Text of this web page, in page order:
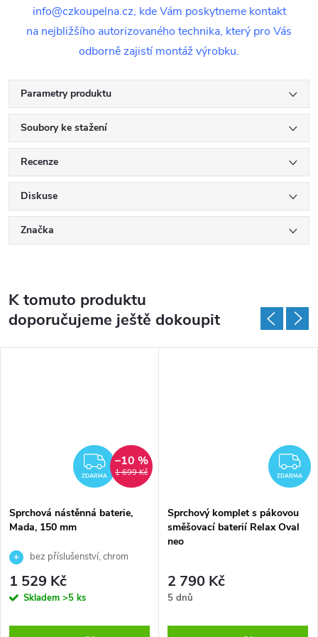
info@czkoupelna.cz, kde Vám poskytneme kontakt
na nejbližšího autorizovaného technika, který pro Vás
odborně zajistí montáž výrobku.
Parametry produktu
Soubory ke stažení
Recenze
Diskuse
Značka
K tomuto produktu
doporučujeme ještě dokoupit
ZDARMA
ZDARMA 1 699 Kč
–10 %
Sprchová nástěnná baterie,
Mada, 150 mm
bez příslušenství, chrom
1 529 Kč
Skladem >5 ks
ZDARMA
Sprchový komplet s pákovou
směšovací baterií Relax Oval
neo
2 790 Kč
5 dnů